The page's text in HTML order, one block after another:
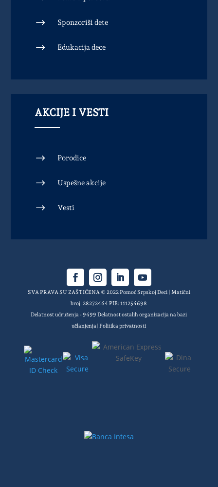
$ Sponzoriši dete
$ Edukacija dece
AKCIJE I VESTI
$ Porodice
$ Uspešne akcije
$ Vesti
SVA PRAVA SU ZAŠTIĆENA © 2022 Pomoć Srpskoj Deci | Matični
broj: 28272464 PIB: 111254698
Delatnost udruženja - 9499 Delatnost ostalih organizacija na bazi
učlanjenja|Politika privatnosti